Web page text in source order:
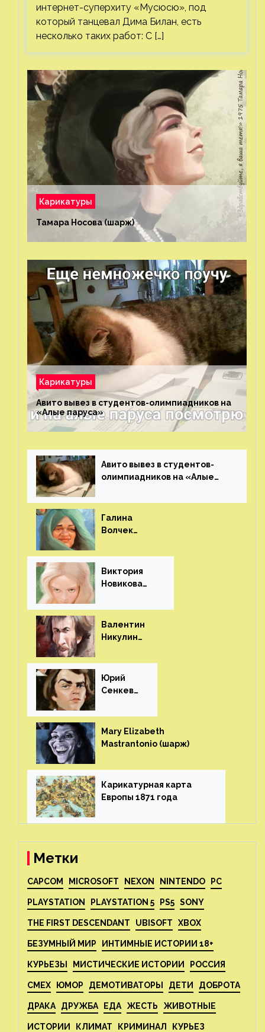
интернет-суперхиту «Мусюсю», под
который танцевал Дима Билан, есть
несколько таких работ: С […]
Карикатуры
Тамара Носова (шарж)⁠⁠
Карикатуры
Авито вывез в студентов-олимпиадников на
«Алые паруса»⁠⁠
Авито вывез в студентов-
олимпиадников на «Алые
Галина
Волчек
Виктория
Новикова
Валентин
Никулин
Юрий
Сенкеви
Mary Elizabeth
Mastrantonio (шарж)⁠⁠
Карикатурная карта
Европы 1871 года⁠⁠
Метки
CAPCOM MICROSOFT NEXON NINTENDO PC
PLAYSTATION PLAYSTATION 5 PS5 SONY
THE FIRST DESCENDANT UBISOFT XBOX
БЕЗУМНЫЙ МИР ИНТИМНЫЕ ИСТОРИИ 18+
КУРЬЕЗЫ МИСТИЧЕСКИЕ ИСТОРИИ РОССИЯ
СМЕХ ЮМОР ДЕМОТИВАТОРЫ ДЕТИ ДОБРОТА
ДРАКА ДРУЖБА ЕДА ЖЕСТЬ ЖИВОТНЫЕ
ИСТОРИИ КЛИМАТ КРИМИНАЛ КУРЬЕЗ